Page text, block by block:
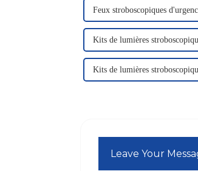
Feux stroboscopiques
Kits de lumières
Kits de lumières
Leave Your